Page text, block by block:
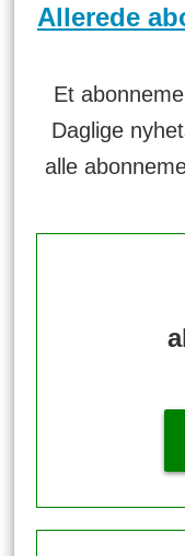
Allerede
Et
Daglige
alle